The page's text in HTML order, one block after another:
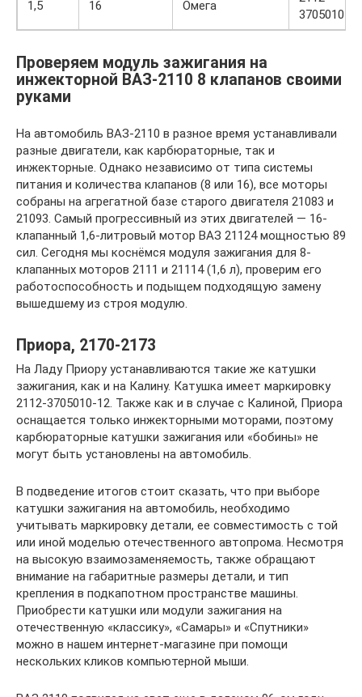
1,5 16 Омега
3705010
Проверяем модуль зажигания на
инжекторной ВАЗ-2110 8 клапанов своими
руками
На автомобиль ВАЗ-2110 в разное время устанавливали
разные двигатели, как карбюраторные, так и
инжекторные. Однако независимо от типа системы
питания и количества клапанов (8 или 16), все моторы
собраны на агрегатной базе старого двигателя 21083 и
21093. Самый прогрессивный из этих двигателей — 16-
клапанный 1,6-литровый мотор ВАЗ 21124 мощностью 89
сил. Сегодня мы коснёмся модуля зажигания для 8-
клапанных моторов 2111 и 21114 (1,6 л), проверим его
работоспособность и подыщем подходящую замену
вышедшему из строя модулю.
Приора, 2170-2173
На Ладу Приору устанавливаются такие же катушки
зажигания, как и на Калину. Катушка имеет маркировку
2112-3705010-12. Также как и в случае с Калиной, Приора
оснащается только инжекторными моторами, поэтому
карбюраторные катушки зажигания или «бобины» не
могут быть установлены на автомобиль.
В подведение итогов стоит сказать, что при выборе
катушки зажигания на автомобиль, необходимо
учитывать маркировку детали, ее совместимость с той
или иной моделью отечественного автопрома. Несмотря
на высокую взаимозаменяемость, также обращают
внимание на габаритные размеры детали, и тип
крепления в подкапотном пространстве машины.
Приобрести катушки или модули зажигания на
отечественную «классику», «Самары» и «Спутники»
можно в нашем интернет-магазине при помощи
нескольких кликов компьютерной мыши.